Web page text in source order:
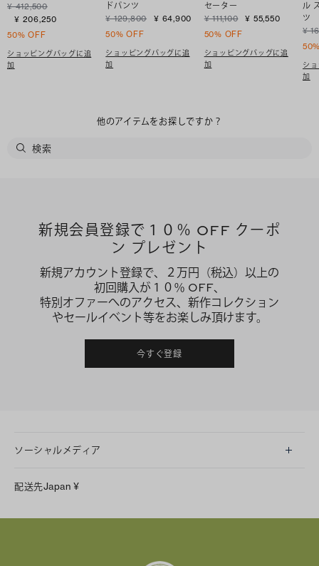
¥ 412,500
¥ 206,250
50% OFF
ショッピングバッグに追
加
ドパンツ
¥ 129,800
¥ 64,900
50% OFF
ショッピングバッグに追
加
セーター
¥ 111,100
¥ 55,550
50% OFF
ショッピングバッグに追
加
ル
ツ
¥
シ
加
他のアイテムをお探しですか？
新規会員登録で１０％ OFF クーポ
ン プレゼント
新規アカウント登録で、２万円（税込）以上の
初回購入が１０％ OFF、
特別オファーへのアクセス、新作コレクション
やセールイベント等をお楽しみ頂けます。
今すぐ登録
ソーシャルメディア
Facebook
配送先Japan ¥